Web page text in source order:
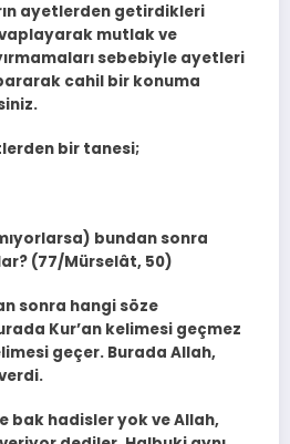
ayetlerden getirdikleri
mutlak ve
sebebiyle ayetleri
cahil bir konuma
bir tanesi;
bundan sonra
(77/Mürselât, 50)
sonra hangi söze
Kur’an kelimesi geçmez
geçer. Burada Allah,
bak hadisler yok ve Allah,